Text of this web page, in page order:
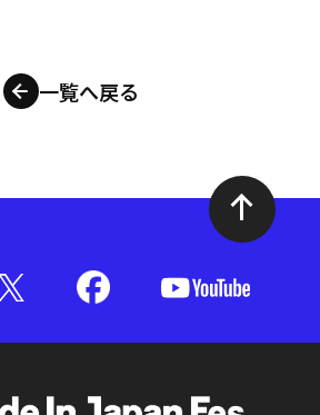
一覧へ戻る